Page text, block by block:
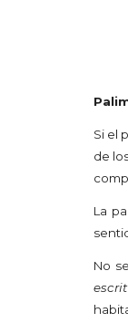
Si el
de
La
No